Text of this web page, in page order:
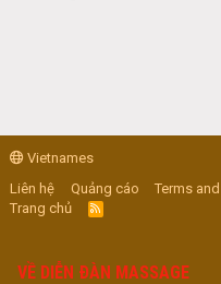
Vietnames
Liên hệ
Quảng cáo Terms
Trang chủ
R
S
VỀ DIỄN ĐÀN MASSAGE